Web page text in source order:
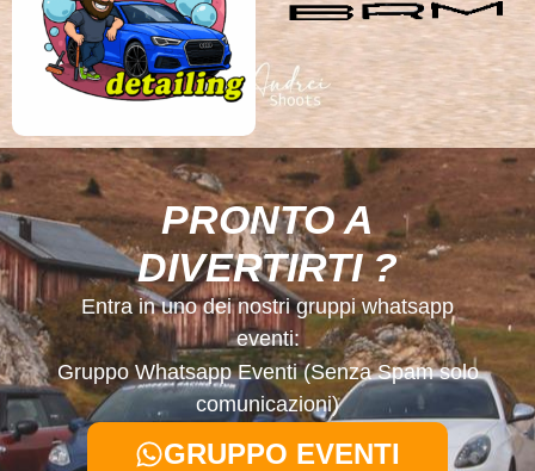
PRONTO A
DIVERTIRTI ?
Entra in uno dei nostri gruppi whatsapp
eventi:
Gruppo Whatsapp Eventi (Senza Spam solo
comunicazioni)
GRUPPO EVENTI